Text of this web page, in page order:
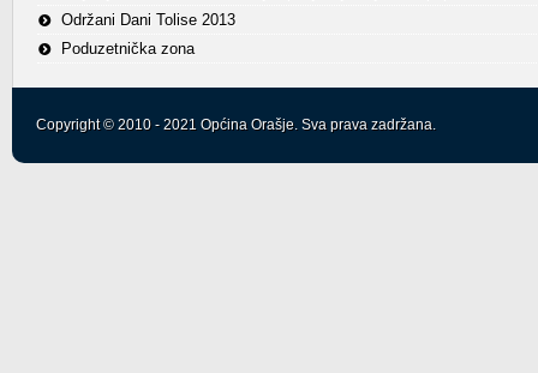
Održani Dani Tolise 2013
Poduzetnička zona
Copyright © 2010 - 2021 Općina Orašje. Sva prava zadržana.